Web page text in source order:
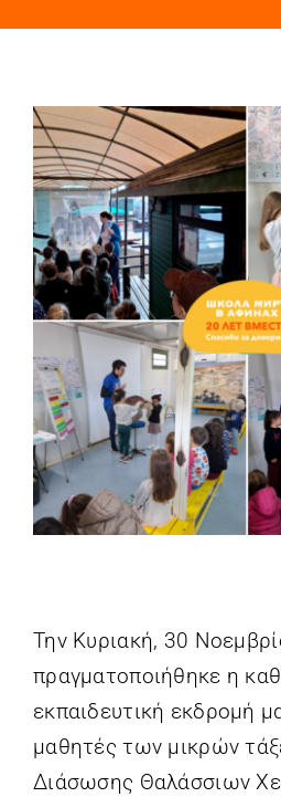
ΝΕΑ
ΦΩΤΟΓΡΑΦΙΕΣ
YOUTUBE
ΘΕΑΤΡΟ ΜΙΡΟΒΟΙ
ΕΠΙΚΟΙΝΩΝΙΑ
RU
Την Κυριακή, 30
πραγματοποιήθηκε η
εκπαιδευτική εκδρομή
μαθητές των μικρών
Διάσωσης Θαλάσσιων